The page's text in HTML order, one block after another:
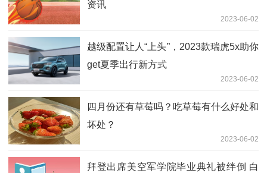
资讯
2023-06-02
越级配置让人“上头”，2023款瑞虎5x助你
get夏季出行新方式
2023-06-02
四月份还有草莓吗？吃草莓有什么好处和
坏处？
2023-06-02
拜登出席美空军学院毕业典礼被绊倒 白